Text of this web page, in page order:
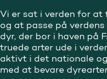
Vi er sat i verden for at
og at passe på
dyr, der bor i haven på
truede arter ude i
aktivt i det nationale
med at bevare